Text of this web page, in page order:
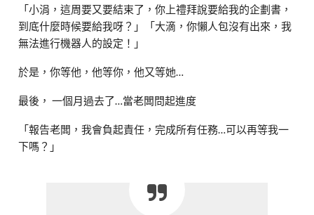
「小涓，這周要又要結束了，你上禮拜說要給我的企劃書，
到底什麼時候要給我呀？」「大滴，你懶人包沒有出來，我
無法進行機器人的設定！」
於是，你等他，他等你，他又等她…
最後， 一個月過去了…當老闆問起進度
「報告老闆，我會負起責任，完成所有任務…可以再等我一
下嗎？」